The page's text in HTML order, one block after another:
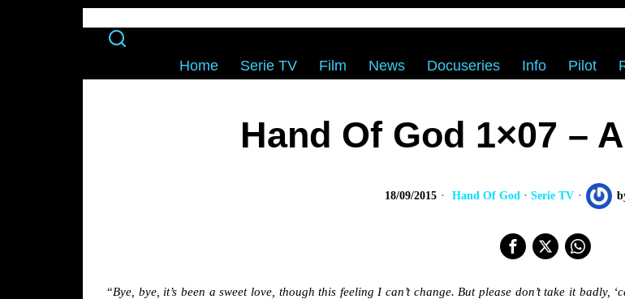
Home Serie TV Film News Docuseries Info Pilot
Hand Of God 1×07 –
18/09/2015 Hand Of God · Serie TV
“Bye, bye, it’s been a sweet love, though this feeling I can’t change. But please don’t take it badly,